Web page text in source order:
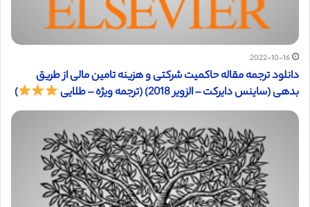
2022-10-16
دانلود ترجمه مقاله حاکمیت شرکتی و هزینه تامین مالی از طریق
بدهی (ساینس دایرکت – الزویر 2018) (ترجمه ویژه – طلایی
)